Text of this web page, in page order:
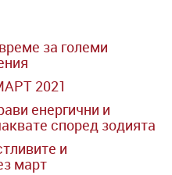
за големи
2021
енергични и
според зодията
и
март